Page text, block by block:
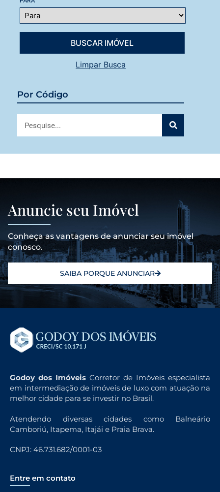
Limpar Busca
Por Código
Anuncie seu Imóvel
Conheça as vantagens de anunciar seu imóvel
conosco.
SAIBA PORQUE ANUNCIAR
Godoy dos Imóveis Corretor de Imóveis especialista
em intermediação de imóveis de luxo com atuação na
melhor cidade para se investir no Brasil.
Atendendo diversas cidades como Balneário
Camboriú, Itapema, Itajái e Praia Brava.
CNPJ: 46.731.682/0001-03
Entre em contato